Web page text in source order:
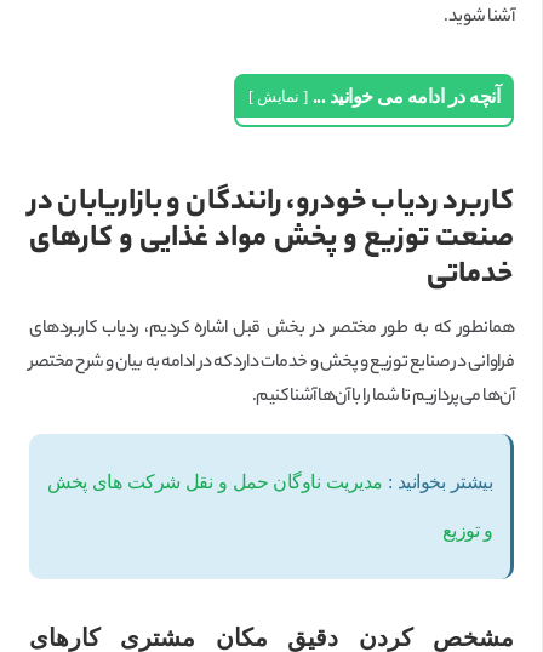
آشنا شوید.
آنچه در ادامه می خوانید ... نمایش
کاربرد ردیاب خودرو، رانندگان و بازاریابان در
صنعت توزیع و پخش مواد غذایی و کارهای
خدماتی
همانطور که به طور مختصر در بخش قبل اشاره کردیم، ردیاب کاربردهای
فراوانی در صنایع توزیع و پخش و خدمات دارد که در ادامه به بیان و شرح مختصر
آن‌ها می‌پردازیم تا شما را با آن‌ها آشنا کنیم.
بیشتر بخوانید : مدیریت ناوگان حمل و نقل شرکت های پخش
و توزیع
مشخص کردن دقیق مکان مشتری کارهای